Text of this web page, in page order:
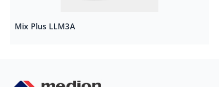
Mix Plus LLM3A